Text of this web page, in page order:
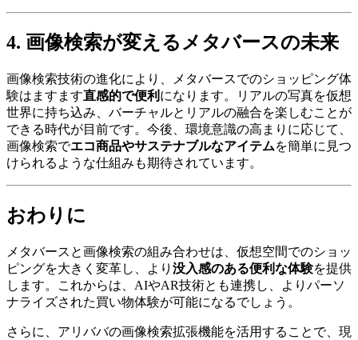
4. 画像検索が変えるメタバースの未来
画像検索技術の進化により、メタバースでのショッピング体
験はますます直感的で便利 になります。リアルの写真を仮想
世界に持ち込み、バーチャルとリアルの融合を楽しむことが
できる時代が目前です。今後、環境意識の高まりに応じて、
画像検索でエコ商品やサステナブルなアイテムを簡単に見つ
けられるような仕組みも期待されています。
おわりに
メタバースと画像検索の組み合わせは、仮想空間でのショッ
ピングを大きく変革し、より 没入感のある便利な体験を提供
します。これからは、AIやAR技術とも連携し、よりパーソ
ナライズされた買い物体験が可能になるでしょう。
さらに、アリババの画像検索拡張機能を活用することで、現